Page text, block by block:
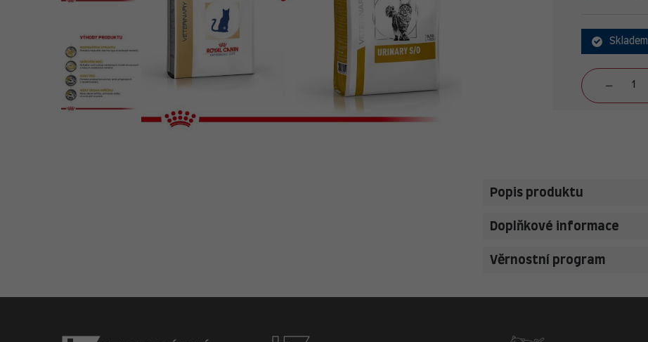
Skladem
Popis produktu
Doplňkové informace
Věrnostní program